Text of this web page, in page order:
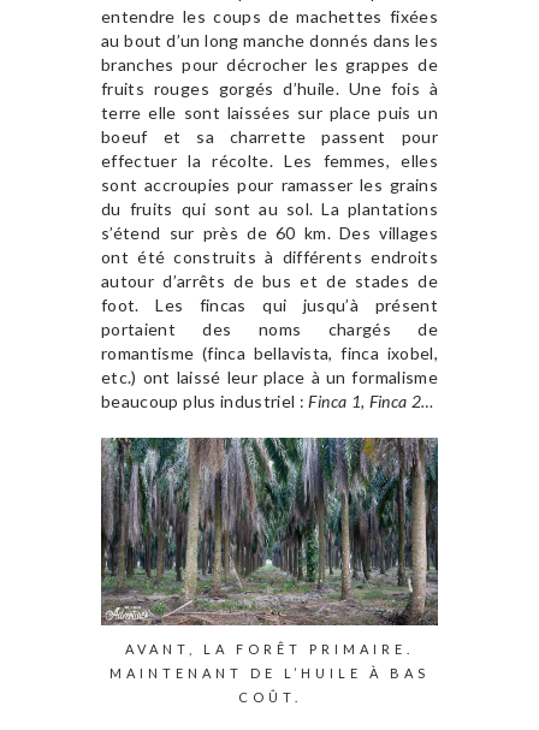
entendre les coups de machettes fixées
au bout d’un long manche donnés dans les
branches pour décrocher les grappes de
fruits rouges gorgés d’huile. Une fois à
terre elle sont laissées sur place puis un
boeuf et sa charrette passent pour
effectuer la récolte. Les femmes, elles
sont accroupies pour ramasser les grains
du fruits qui sont au sol. La plantations
s’étend sur près de 60 km. Des villages
ont été construits à différents endroits
autour d’arrêts de bus et de stades de
foot. Les fincas qui jusqu’à présent
portaient des noms chargés de
romantisme (finca bellavista, finca ixobel,
etc.) ont laissé leur place à un formalisme
beaucoup plus industriel :Finca 1, Finca 2…
AVANT, LA FORÊT PRIMAIRE.
MAINTENANT DE L’HUILE À BAS
COÛT.